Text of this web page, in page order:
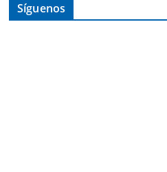
Síguenos